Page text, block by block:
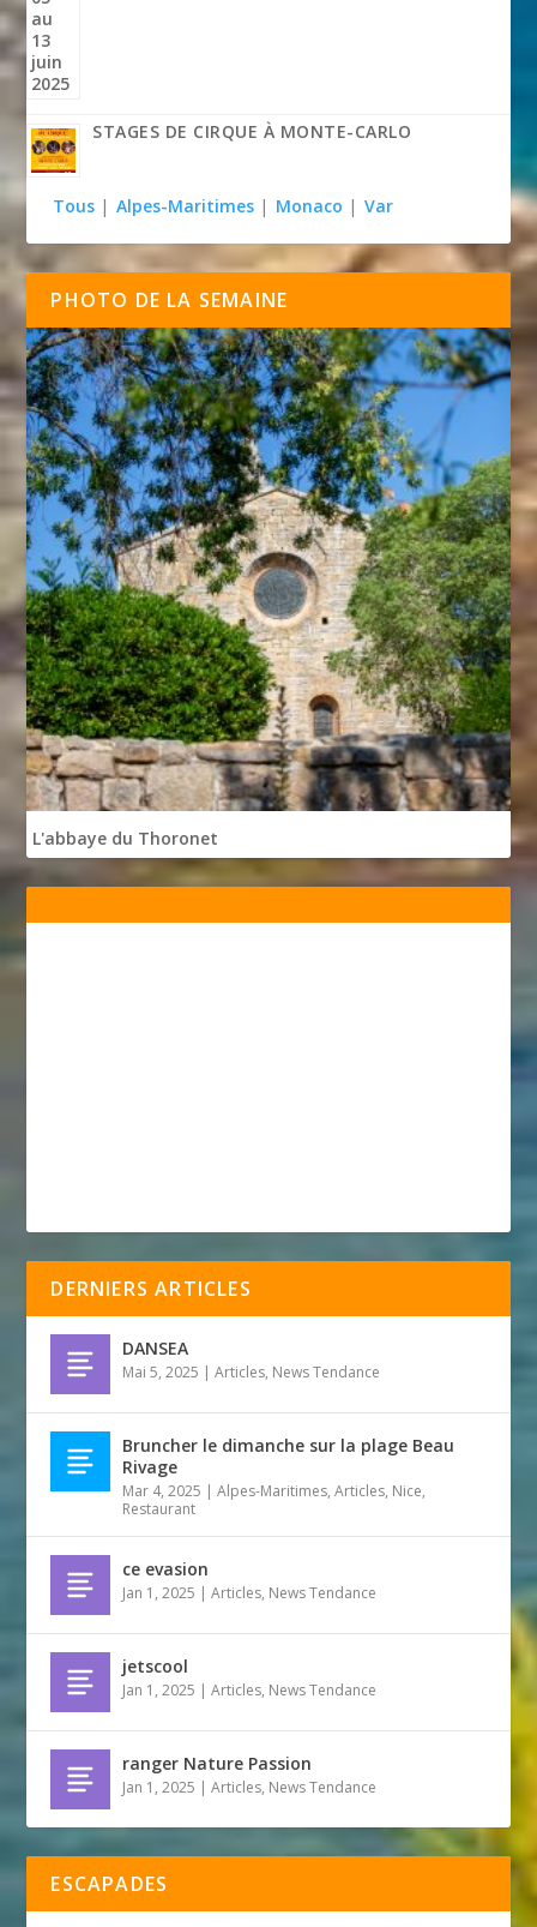
STAGES DE CIRQUE À MONTE-CARLO
Tous | Alpes-Maritimes | Monaco | Var
PHOTO DE LA SEMAINE
L'abbaye du Thoronet
DERNIERS ARTICLES
DANSEA
Mai 5, 2025 |Articles, News Tendance
Bruncher le dimanche sur la plage Beau
Rivage
Mar 4, 2025 |Alpes-Maritimes,Articles, Nice,
Restaurant
ce evasion
Jan 1, 2025 |Articles, News Tendance
jetscool
Jan 1, 2025 |Articles, News Tendance
ranger Nature Passion
Jan 1, 2025 |Articles, News Tendance
ESCAPADES